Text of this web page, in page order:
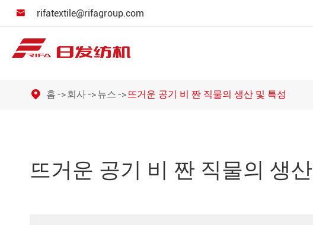
 rifatextile@rifagroup.com
홈 회사 뉴스 뜨거운 공기 비 짠 직물의 생산 및 특성
뜨거운 공기 비 짠 직물의 생